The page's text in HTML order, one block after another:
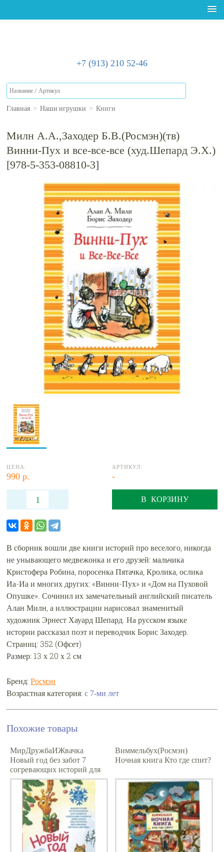
+7 (913) 210 52-46
Главная > Наши игрушки > Книги
Милн А.А.,Заходер Б.В.(Росмэн)(тв)
Винни-Пух и все-все-все (худ.Шепард Э.Х.)
[978-5-353-08810-3]
ЦЕНА:
990 р.
АРТИКУЛ:
-
В КОРЗИНУ
В сборник вошли две книги историй про веселого, никогда
не унывающего медвежонка и его друзей: мальчика
Кристофера Робина, поросенка Пятачка, Кролика, ослика
Иа-Иа и многих других: «Винни-Пух» и «Дом на Пуховой
Опушке». Сочинил их замечательный английский писатель
Алан Милн, а иллюстрации нарисовал знаменитый
художник Эрнест Хауард Шепард. На русском языке
истории рассказал поэт и переводчик Борис Заходер.
Страниц: 352 (Офсет)
Размер: 13 х 20 х 2 см
Бренд:Росмэн
Возрастная категория:с 7-ми лет
Похожие товары
МирДружбаИЖвачка
Новый год без забот 7
согревающих историй для
холодной зимы (Усачев
А.А./Калинина А
Виммельбух(Росмэн)
Ночная книга Кто где спит?